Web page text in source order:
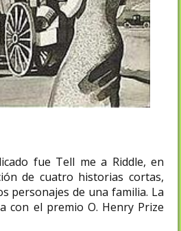
fue Tell me a Riddle, en
de cuatro historias cortas,
personajes de una familia. La
con el premio O. Henry Prize